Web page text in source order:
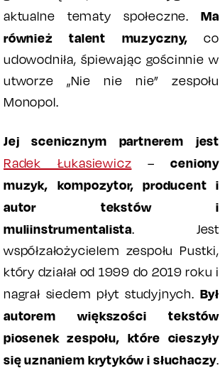
aktualne tematy społeczne.Ma
również talent muzyczny, co
udowodniła, śpiewając gościnnie w
utworze „Nie nie nie” zespołu
Monopol.
Jej scenicznym partnerem jest
Radek Łukasiewicz –ceniony
muzyk, kompozytor, producent i
autor tekstów i
muliinstrumentalista. Jest
współzałożycielem zespołu Pustki,
który działał od 1999 do 2019 roku i
nagrał siedem płyt studyjnych. Był
autorem większości tekstów
piosenek zespołu, które cieszyły
się uznaniem krytyków i słuchaczy.